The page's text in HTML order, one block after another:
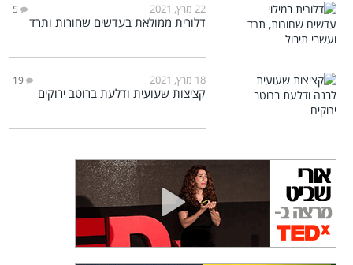
22 מרץ, 2021 5
דלורית ממולאת בעדשים שחורות ותרד
18 מרץ, 2021 19
קציצות שעועית ודלעת ברוטב ירוקים